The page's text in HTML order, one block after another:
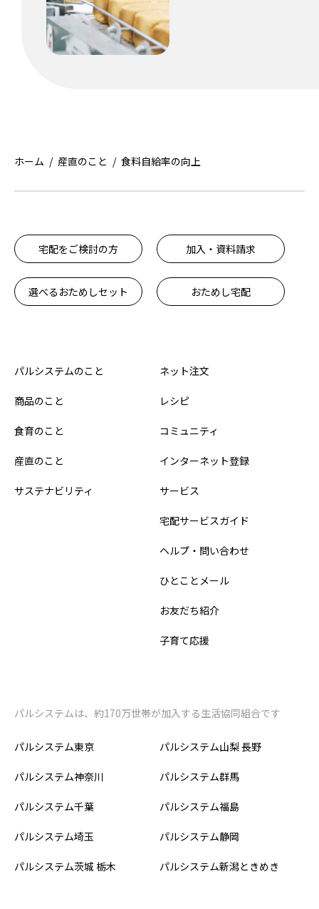
ホーム 産直のこと 食料自給率の向上
宅配をご検討の方 加入・資料請求
選べるおためしセット おためし宅配
パルシステムのこと
商品のこと
食育のこと
産直のこと
サステナビリティ
ネット注文
レシピ
コミュニティ
インターネット登録
サービス
宅配サービスガイド
ヘルプ・問い合わせ
ひとことメール
お友だち紹介
子育て応援
パルシステムは、約170万世帯が加入する生活協同組合です
パルシステム東京
パルシステム神奈川
パルシステム千葉
パルシステム埼玉
パルシステム茨城 栃木
パルシステム山梨 長野
パルシステム群馬
パルシステム福島
パルシステム静岡
パルシステム新潟ときめき